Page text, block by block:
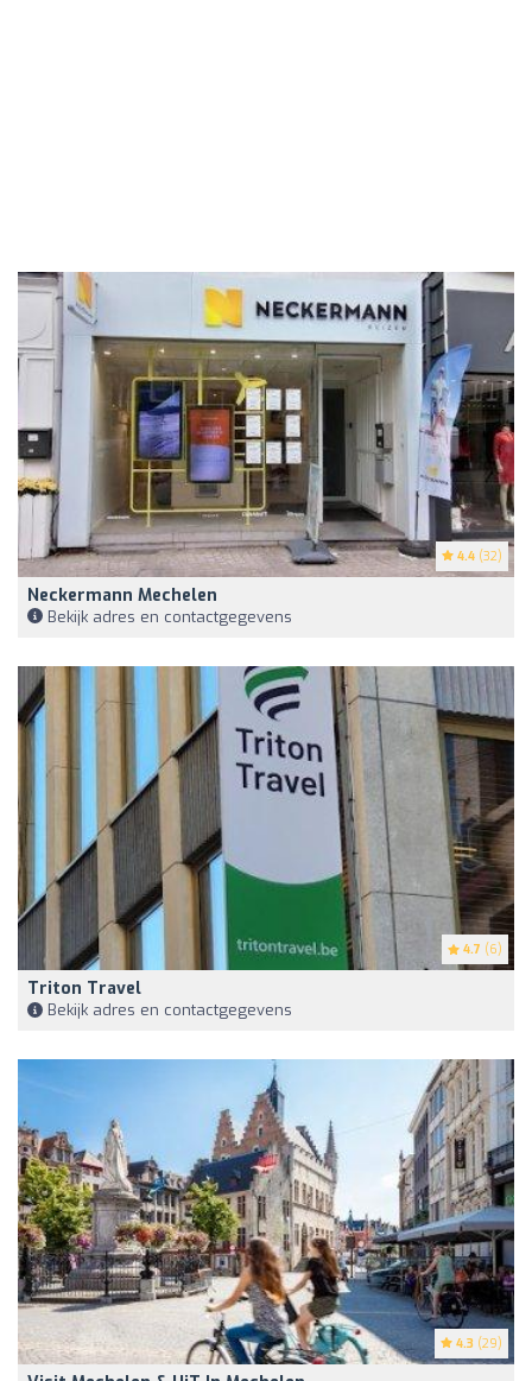
4.4 (32)
Neckermann Mechelen
Bekijk adres en contactgegevens
4.7 (6)
Triton Travel
Bekijk adres en contactgegevens
4.3 (29)